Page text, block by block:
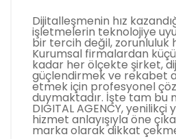
Dijitalleşmenin hız
işletmelerin teknolojiye
bir tercih değil, zorunluluk
Kurumsal firmalardan
kadar her ölçekte şirket,
güçlendirmek ve rekabet
etmek için profesyonel
duymaktadır. İşte tam bu
DIGITAL AGENCY, yenilikçi
hizmet anlayışıyla öne
marka olarak dikkat